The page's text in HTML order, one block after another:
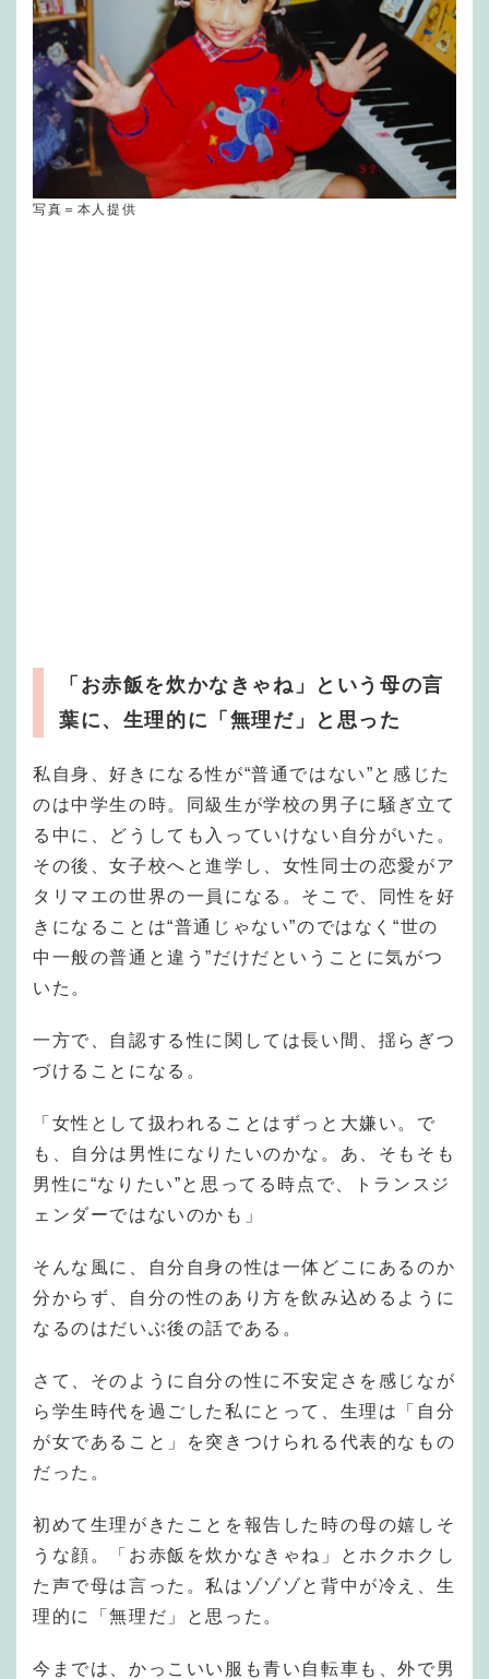
写真＝本人提供
「お赤飯を炊かなきゃね」という母の言
葉に、生理的に「無理だ」と思った
私自身、好きになる性が“普通ではない”と感じた
のは中学生の時。同級生が学校の男子に騒ぎ立て
る中に、どうしても入っていけない自分がいた。
その後、女子校へと進学し、女性同士の恋愛がア
タリマエの世界の一員になる。そこで、同性を好
きになることは“普通じゃない”のではなく“世の
中一般の普通と違う”だけだということに気がつ
いた。
一方で、自認する性に関しては長い間、揺らぎつ
づけることになる。
「女性として扱われることはずっと大嫌い。で
も、自分は男性になりたいのかな。あ、そもそも
男性に“なりたい”と思ってる時点で、トランスジ
ェンダーではないのかも」
そんな風に、自分自身の性は一体どこにあるのか
分からず、自分の性のあり方を飲み込めるように
なるのはだいぶ後の話である。
さて、そのように自分の性に不安定さを感じなが
ら学生時代を過ごした私にとって、生理は「自分
が女であること」を突きつけられる代表的なもの
だった。
初めて生理がきたことを報告した時の母の嬉しそ
うな顔。「お赤飯を炊かなきゃね」とホクホクし
た声で母は言った。私はゾゾゾと背中が冷え、生
理的に「無理だ」と思った。
今までは、かっこいい服も青い自転車も、外で男